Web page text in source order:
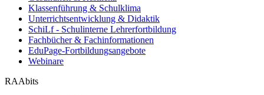
Klassenführung & Schulklima
Unterrichtsentwicklung & Didaktik
SchiLf - Schulinterne Lehrerfortbildung
Fachbücher & Fachinformationen
EduPage-Fortbildungsangebote
Webinare
RAAbits